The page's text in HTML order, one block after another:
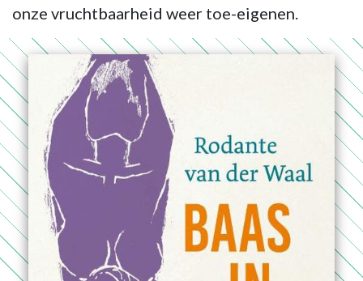
onze vruchtbaarheid weer toe-eigenen.